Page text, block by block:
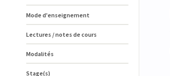
Mode d'enseignement
Lectures / notes de cours
Modalités
Stage(s)